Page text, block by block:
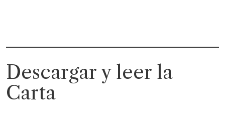
Descargar y leer la
Carta